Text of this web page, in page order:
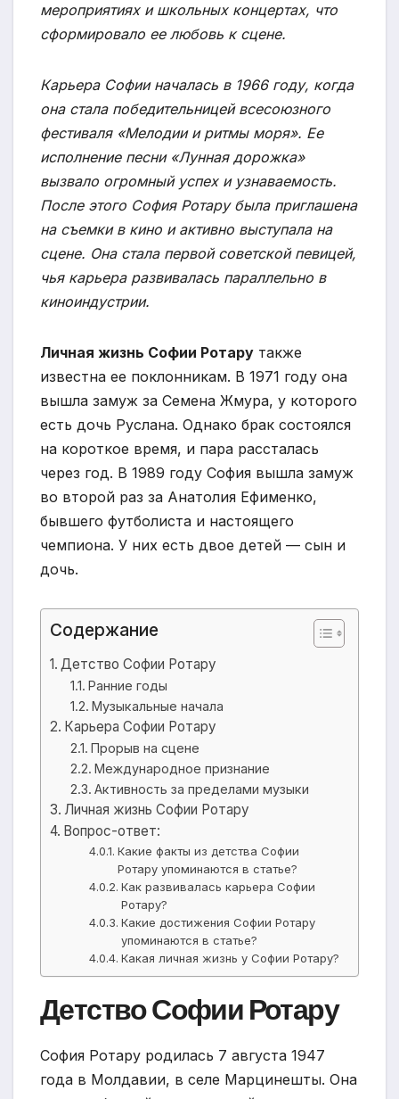
мероприятиях и школьных концертах, что
сформировало ее любовь к сцене.
Карьера Софии началась в 1966 году, когда
она стала победительницей всесоюзного
фестиваля «Мелодии и ритмы моря». Ее
исполнение песни «Лунная дорожка»
вызвало огромный успех и узнаваемость.
После этого София Ротару была приглашена
на съемки в кино и активно выступала на
сцене. Она стала первой советской певицей,
чья карьера развивалась параллельно в
киноиндустрии.
Личная жизнь Софии Ротару также
известна ее поклонникам. В 1971 году она
вышла замуж за Семена Жмура, у которого
есть дочь Руслана. Однако брак состоялся
на короткое время, и пара рассталась
через год. В 1989 году София вышла замуж
во второй раз за Анатолия Ефименко,
бывшего футболиста и настоящего
чемпиона. У них есть двое детей — сын и
дочь.
Содержание
Детство Софии Ротару
Ранние годы
Музыкальные начала
Карьера Софии Ротару
Прорыв на сцене
Международное признание
Активность за пределами музыки
Личная жизнь Софии Ротару
Вопрос-ответ:
Какие факты из детства Софии
Ротару упоминаются в статье?
Как развивалась карьера Софии
Ротару?
Какие достижения Софии Ротару
упоминаются в статье?
Какая личная жизнь у Софии Ротару?
Детство Софии Ротару
София Ротару родилась 7 августа 1947
года в Молдавии, в селе Марцинешты. Она